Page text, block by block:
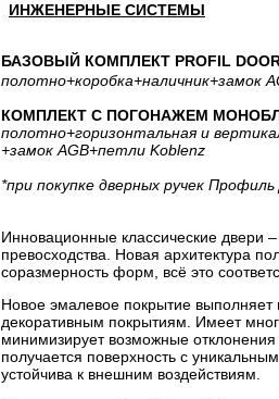
ИНЖЕНЕРНЫЕ СИСТЕМЫ
БАЗОВЫЙ КОМПЛЕКТ PROFIL
полотно+коробка+наличник+замок
КОМПЛЕКТ С ПОГОНАЖЕМ
полотно+горизонтальная и
+замок AGB+петли Koblenz
*при покупке дверных ручек
Инновационные классические двери
превосходства. Новая архитектура
соразмерность форм, всё это
Новое эмалевое покрытие выполняет
декоративным покрытиям. Имеет
минимизирует возможные
получается поверхность с
устойчива к внешним воздействиям.